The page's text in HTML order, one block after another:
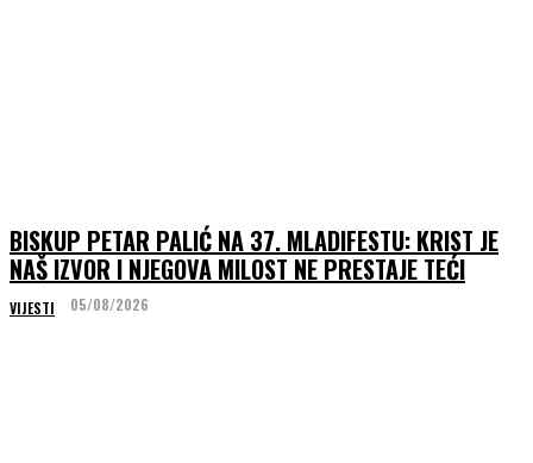
BISKUP PETAR PALIĆ NA 37. MLADIFESTU: KRIST JE
NAŠ IZVOR I NJEGOVA MILOST NE PRESTAJE TEĆI
VIJESTI 05/08/2026